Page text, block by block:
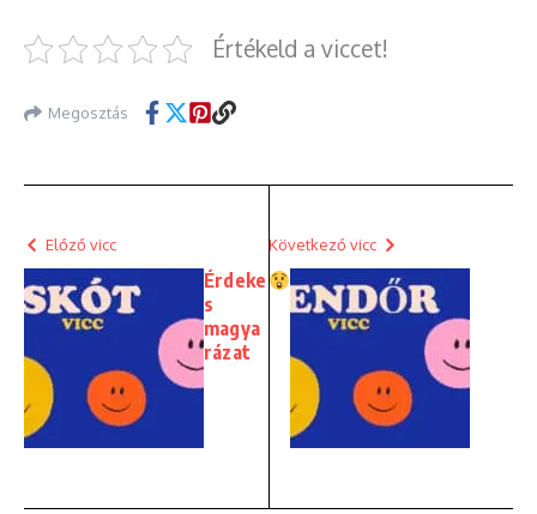
Értékeld a viccet!
Megosztás
Előző vicc
Érdeke
s
magya
rázat
Következő vicc